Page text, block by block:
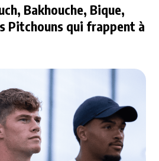
Bakhouche, Bique,
Pitchouns qui frappent à